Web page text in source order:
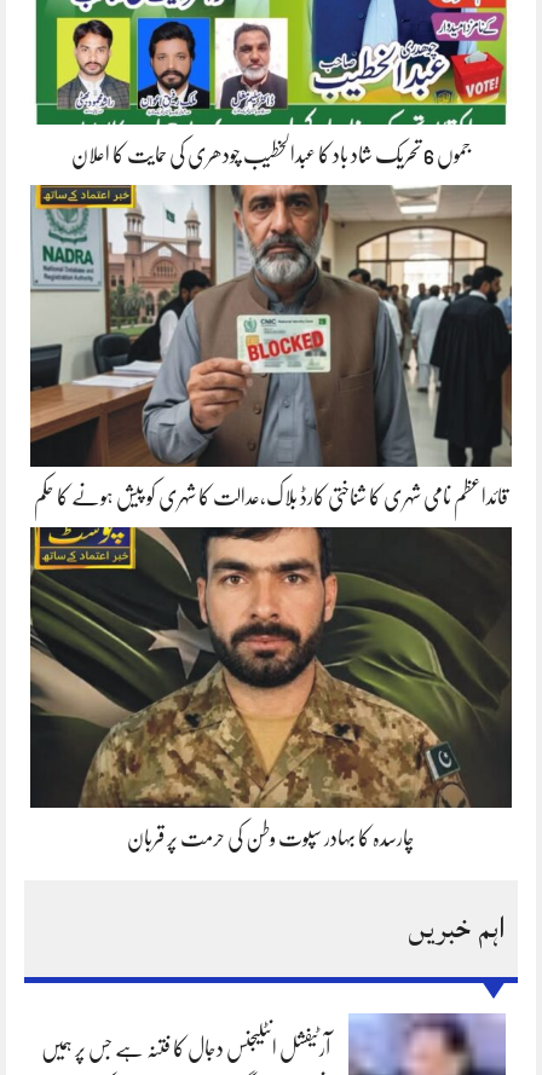
جموں 6 تحریک شاد باد کا عبدالخطیب چودھری کی حمایت کا اعلان
قائداعظم نامی شہری کا شناختی کارڈ بلاک،عدالت کا شہری کو پیش ہونے کا حکم
چارسدہ کا بہادر سپوت وطن کی حرمت پر قربان
اہم خبریں
آرٹیفشل انٹلیجنس دجال کا فتنہ ہے جس پر ہمیں